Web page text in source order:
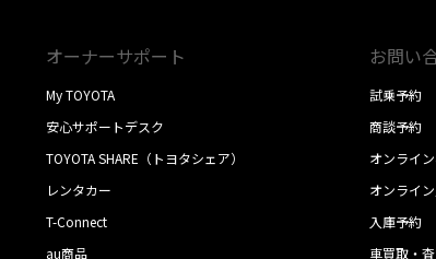
オーナーサポート
My TOYOTA
安心サポートデスク
TOYOTA SHARE（トヨタシェア）
レンタカー
T-Connect
au商品
お問い
試乗予約
商談予約
オンライ
オンライ
入庫予約
車買取・